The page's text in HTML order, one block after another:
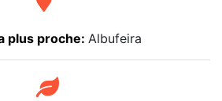
plus proche: Albufeira